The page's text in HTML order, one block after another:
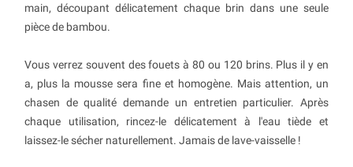
main, découpant délicatement chaque brin dans une seule
pièce de bambou.
Vous verrez souvent des fouets à 80 ou 120 brins. Plus il y en
a, plus la mousse sera fine et homogène. Mais attention, un
chasen de qualité demande un entretien particulier. Après
chaque utilisation, rincez-le délicatement à l'eau tiède et
laissez-le sécher naturellement. Jamais de lave-vaisselle !